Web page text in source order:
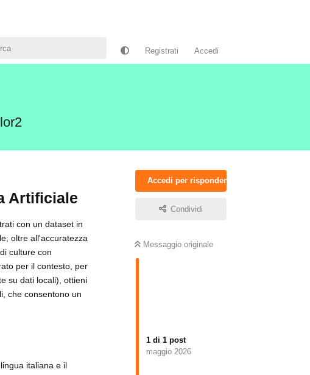
Registrati Accedi
Accedi per rispondere
Condividi
Messaggio originale
1 di 1 post
maggio 2026
Artificiale
con un dataset in
oltre all'accuratezza
culture con
per il contesto, per
su dati locali), ottieni
che consentono un
italiana e il